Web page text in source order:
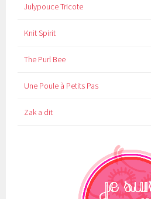
Julypouce Tricote
Knit Spirit
The Purl Bee
Une Poule à Petits Pas
Zak a dit